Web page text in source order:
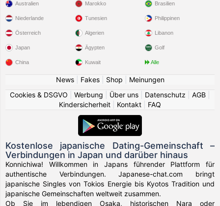
Australien
Niederlande
Österreich
Japan
China
Marokko
Tunesien
Algerien
Ägypten
Kuwait
Brasilien
Philippinen
Libanon
Golf
Alle
News| Fakes| Shop
Meinungen
Cookies & DSGVO
Werbung Über uns Datenschutz AGB
Kindersicherheit
Kontakt FAQ
Kostenlose japanische Dating-Gemeinschaft –
Verbindungen in Japan und darüber hinaus
Konnichiwa! Willkommen in Japans führender Plattform für
authentische Verbindungen. Japanese-chat.com bringt
japanische Singles von Tokios Energie bis Kyotos Tradition und
japanische Gemeinschaften weltweit zusammen.
Ob Sie im lebendigen Osaka, historischen Nara oder